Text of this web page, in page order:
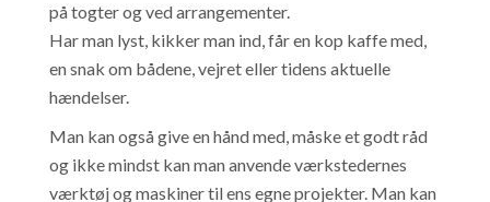
på togter og ved arrangementer.
Har man lyst, kikker man ind, får en kop kaffe med,
en snak om bådene, vejret eller tidens aktuelle
hændelser.
Man kan også give en hånd med, måske et godt råd
og ikke mindst kan man anvende værkstedernes
værktøj og maskiner til ens egne projekter. Man kan